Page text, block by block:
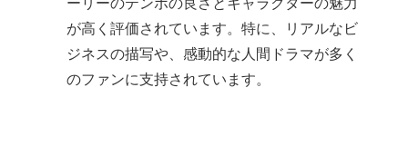
が高く評価されています。特に、リアルなビ
ジネスの描写や、感動的な人間ドラマが多く
のファンに支持されています。